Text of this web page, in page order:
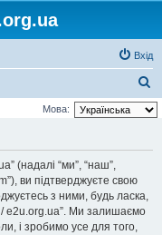
Вхід
о
Мова:
(надалі “ми”, “наш”,
ви підтверджуєте свою
з ними, будь ласка,
/ e2u.org.ua”. Ми залишаємо
і зробимо усе для того,